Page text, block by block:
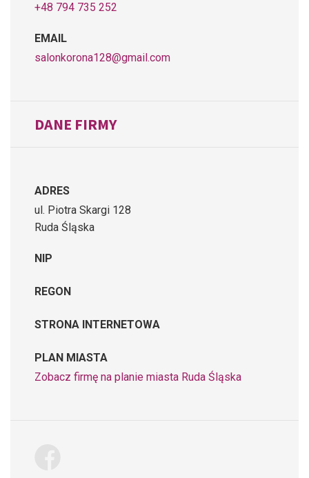
+48 794 735 252
EMAIL
salonkorona128@gmail.com
DANE FIRMY
ADRES
ul. Piotra Skargi 128
Ruda Śląska
NIP
REGON
STRONA INTERNETOWA
PLAN MIASTA
Zobacz firmę na planie miasta Ruda Śląska